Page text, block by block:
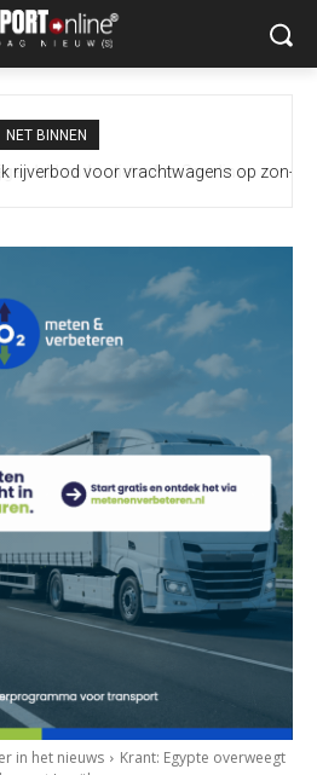
NET BINNEN
rijverbod voor vrachtwagens op zon-
in het nieuws
Krant: Egypte overweegt